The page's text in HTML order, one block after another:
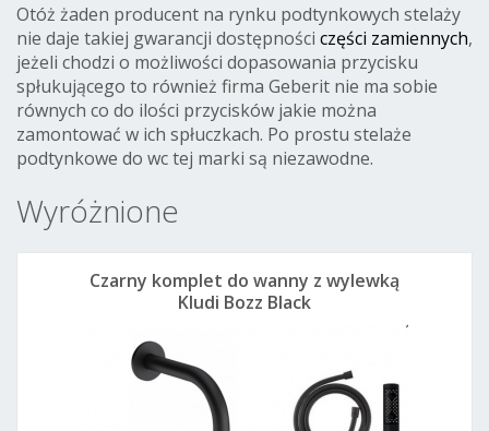
Otóż żaden producent na rynku podtynkowych stelaży
nie daje takiej gwarancji dostępności części zamiennych,
jeżeli chodzi o możliwości dopasowania przycisku
spłukującego to również firma Geberit nie ma sobie
równych co do ilości przycisków jakie można
zamontować w ich spłuczkach. Po prostu stelaże
podtynkowe do wc tej marki są niezawodne.
Wyróżnione
Czarny komplet do wanny z wylewką
Kludi Bozz Black